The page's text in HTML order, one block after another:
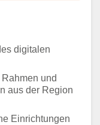
digitalen
und
aus der Region
Einrichtungen